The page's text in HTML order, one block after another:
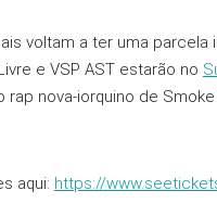
voltam a ter uma parcela
e VSP AST estarão no
rap nova-iorquino de
aqui: https://